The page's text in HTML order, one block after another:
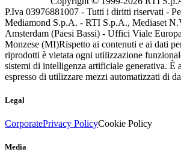
P.Iva 03976881007 - Tutti i diritti riservati -
Mediamond S.p.A. - RTI S.p.A., Mediaset
Amsterdam (Paesi Bassi) - Uffici Viale
Monzese (MI)Rispetto ai contenuti e ai dati
riprodotti è vietata ogni utilizzazione
sistemi di intelligenza artificiale generativa. È
espresso di utilizzare mezzi automatizzati di
Legal
CorporatePrivacy PolicyCookie Policy
Media